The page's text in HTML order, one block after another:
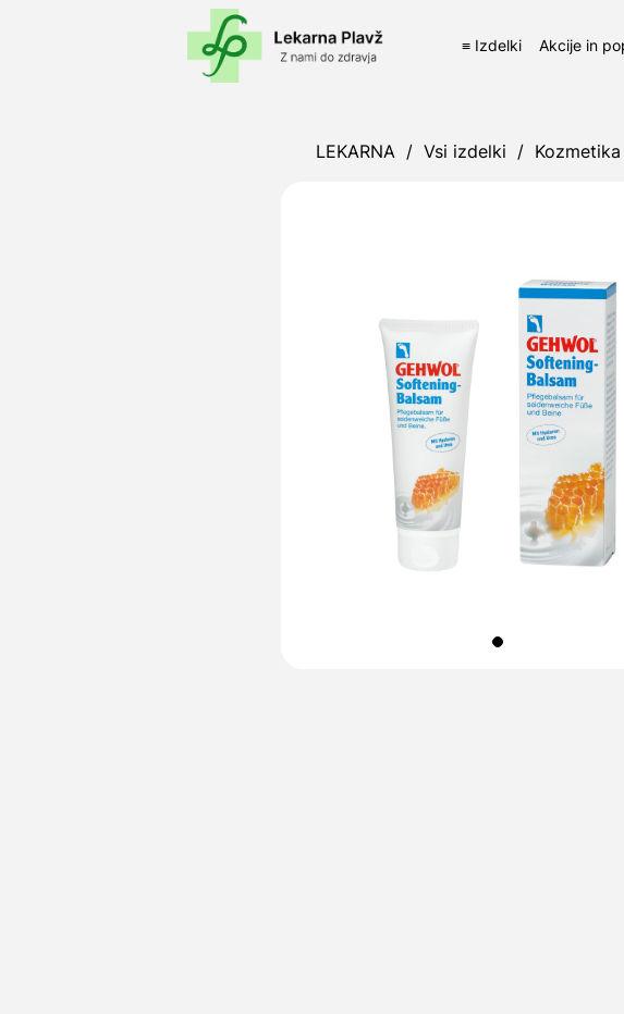
≡ Izdelki Akcije in
LEKARNA / Vsi izdelki / Kozmetika